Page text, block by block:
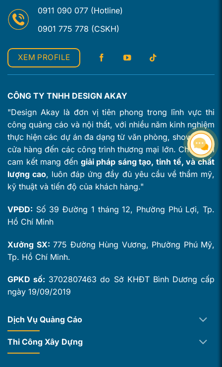
0911 090 077 (Hotline)
0901 775 778 (CSKH)
XEM PROFILE
CÔNG TY TNHH DESIGN AKAY
"Design Akay là đơn vị tiên phong trong lĩnh vực thi
công quảng cáo và nội thất, với nhiều năm kinh nghiệm
thực hiện các dự án đa dạng từ văn phòng, showroom,
cửa hàng đến các công trình thương mại lớn. Chúng tôi
cam kết mang đến giải pháp sáng tạo, tinh tế, và chất
lượng cao, luôn đáp ứng đầy đủ yêu cầu về thẩm mỹ,
kỹ thuật và tiến độ của khách hàng."
VPĐD: Số 39 Đường 1 tháng 12, Phường Phú Lợi, Tp.
Hồ Chí Minh
Xưởng SX: 775 Đường Hùng Vương, Phường Phú Mỹ,
Tp. Hồ Chí Minh.
GPKD số: 3702807463 do Sở KHĐT Bình Dương cấp
ngày 19/09/2019
Dịch Vụ Quảng Cáo
Thi Công Xây Dựng